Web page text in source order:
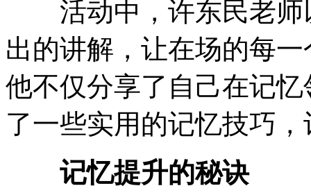
活动中，许东民老师
出的讲解，让在场的每
他不仅分享了自己在记
了一些实用的记忆技巧
记忆提升的秘诀